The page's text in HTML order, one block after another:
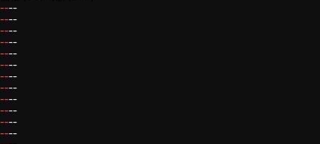
----
----
----
----
----
----
----
----
----
----
----
----